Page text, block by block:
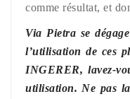
comme résultat, et
Via Pietra se
l’utilisation de ces
INGERER, lavez-
utilisation. Ne pas